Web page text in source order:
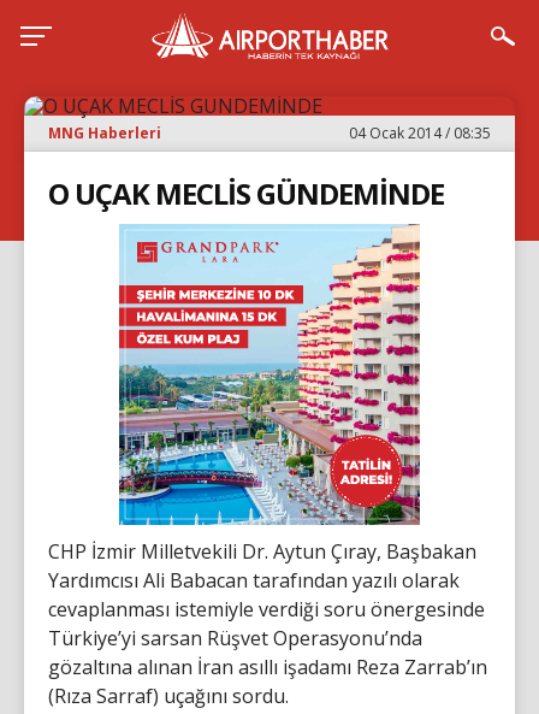
MNG Haberleri 04 Ocak 2014 / 08:35
O UÇAK MECLİS GÜNDEMİNDE
CHP İzmir Milletvekili Dr. Aytun Çıray, Başbakan
Yardımcısı Ali Babacan tarafından yazılı olarak
cevaplanması istemiyle verdiği soru önergesinde
Türkiye’yi sarsan Rüşvet Operasyonu’nda
gözaltına alınan İran asıllı işadamı Reza Zarrab’ın
(Rıza Sarraf) uçağını sordu.